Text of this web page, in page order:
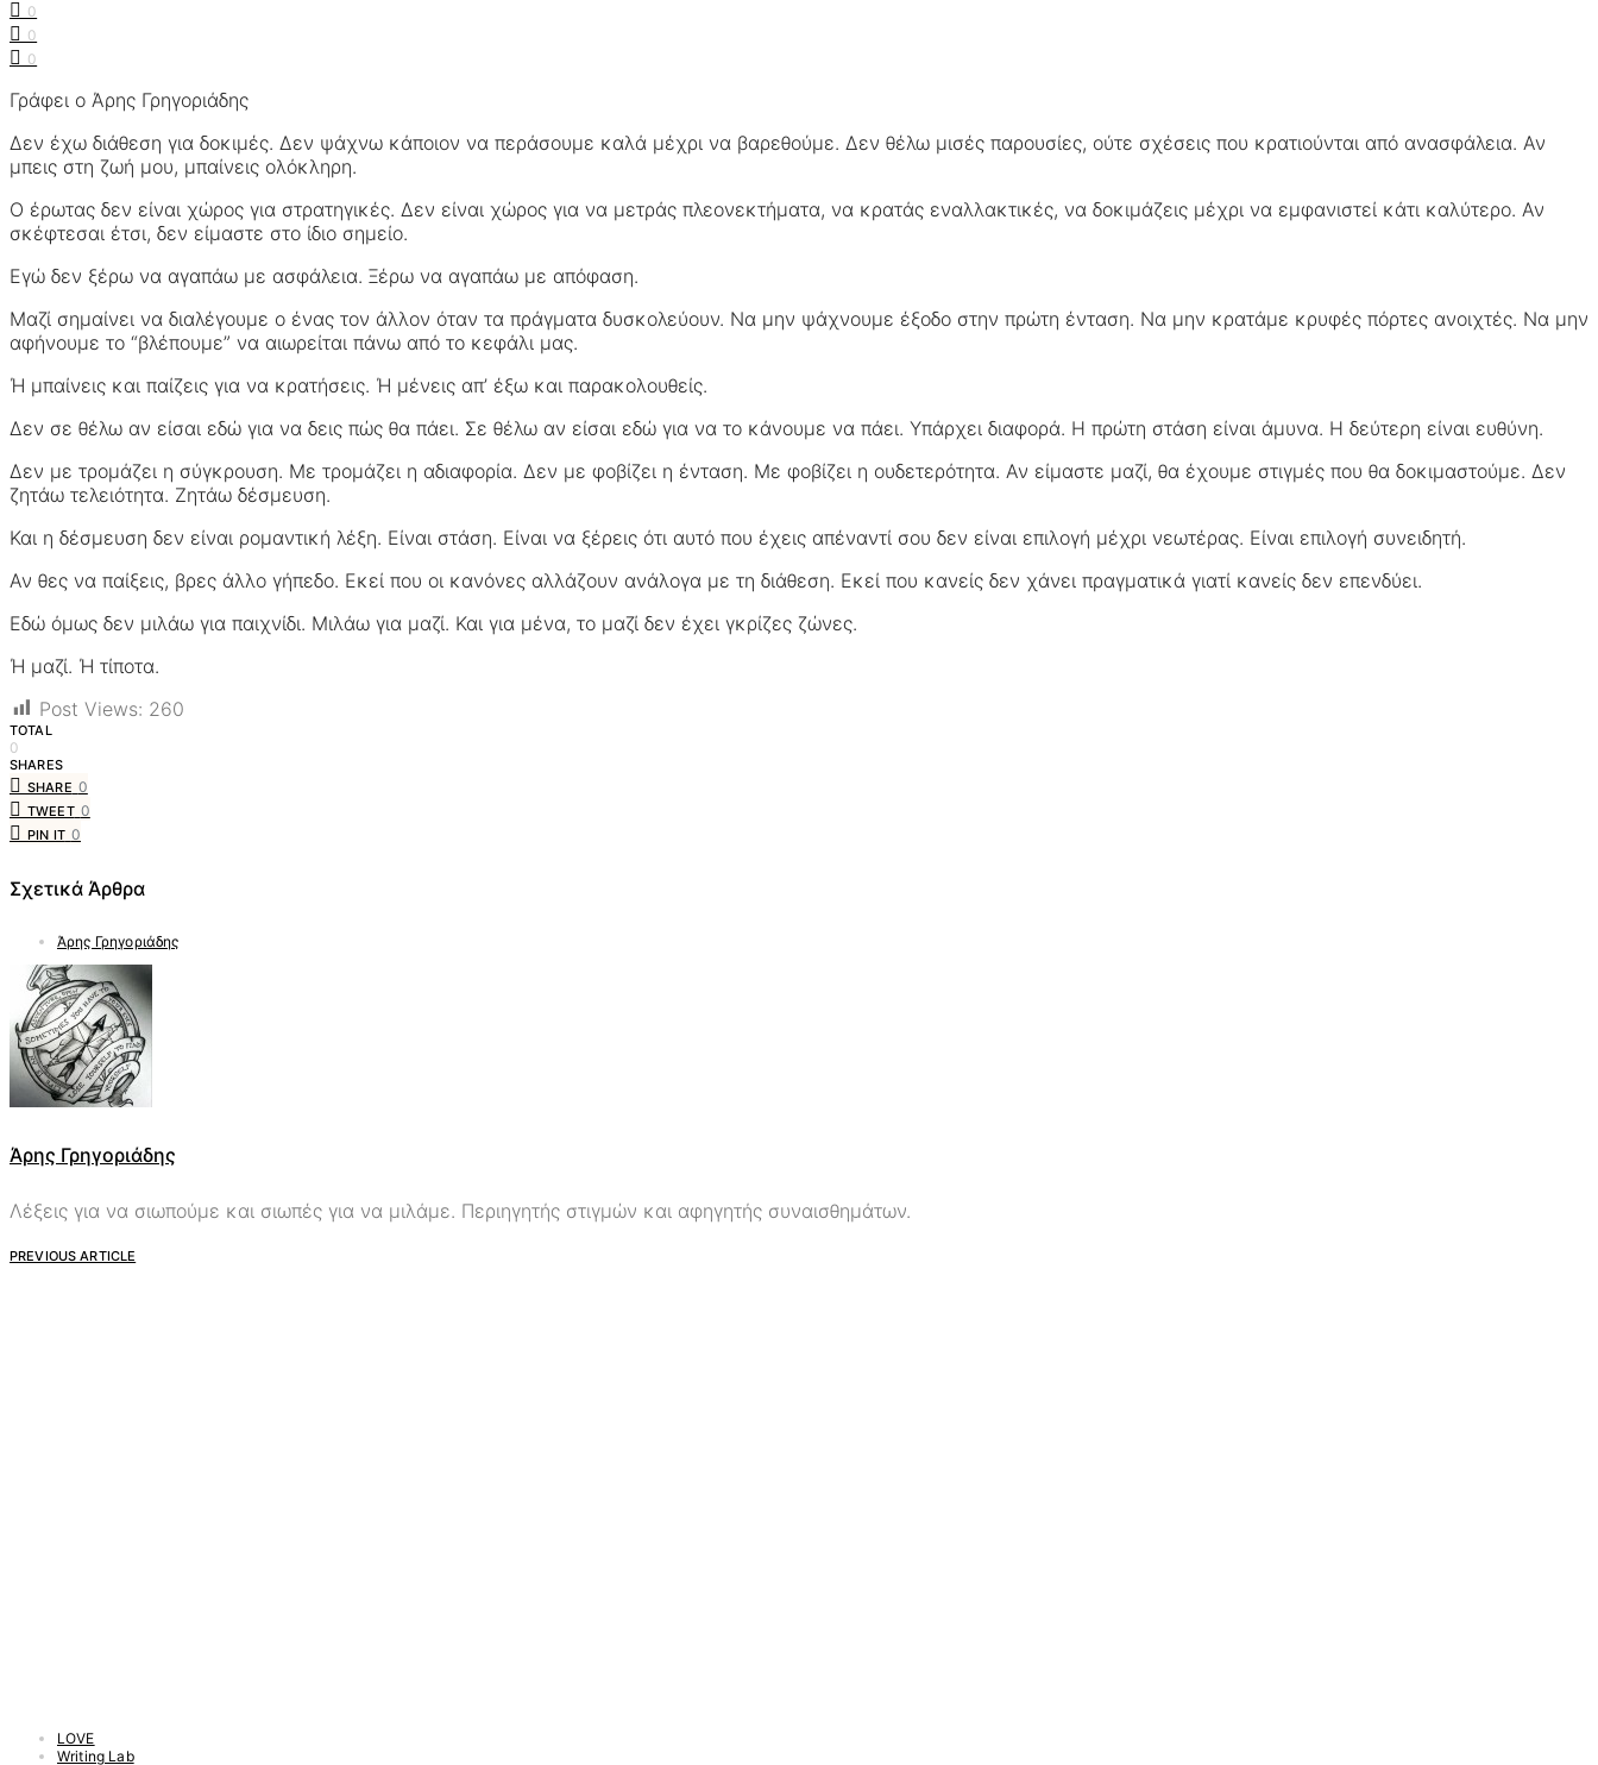
0
0
0
Γράφει ο Άρης Γρηγοριάδης
Δεν έχω διάθεση για δοκιμές. Δεν ψάχνω κάποιον να περάσουμε καλά μέχρι να βαρεθούμε. Δεν θέλω μισές παρουσίες, ούτε σχέσεις που κρατιούνται από ανασφάλεια. Αν
μπεις στη ζωή μου, μπαίνεις ολόκληρη.
Ο έρωτας δεν είναι χώρος για στρατηγικές. Δεν είναι χώρος για να μετράς πλεονεκτήματα, να κρατάς εναλλακτικές, να δοκιμάζεις μέχρι να εμφανιστεί κάτι καλύτερο. Αν
σκέφτεσαι έτσι, δεν είμαστε στο ίδιο σημείο.
Εγώ δεν ξέρω να αγαπάω με ασφάλεια. Ξέρω να αγαπάω με απόφαση.
Μαζί σημαίνει να διαλέγουμε ο ένας τον άλλον όταν τα πράγματα δυσκολεύουν. Να μην ψάχνουμε έξοδο στην πρώτη ένταση. Να μην κρατάμε κρυφές πόρτες ανοιχτές. Να μην
αφήνουμε το “βλέπουμε” να αιωρείται πάνω από το κεφάλι μας.
Ή μπαίνεις και παίζεις για να κρατήσεις. Ή μένεις απ’ έξω και παρακολουθείς.
Δεν σε θέλω αν είσαι εδώ για να δεις πώς θα πάει. Σε θέλω αν είσαι εδώ για να το κάνουμε να πάει. Υπάρχει διαφορά. Η πρώτη στάση είναι άμυνα. Η δεύτερη είναι ευθύνη.
Δεν με τρομάζει η σύγκρουση. Με τρομάζει η αδιαφορία. Δεν με φοβίζει η ένταση. Με φοβίζει η ουδετερότητα. Αν είμαστε μαζί, θα έχουμε στιγμές που θα δοκιμαστούμε. Δεν
ζητάω τελειότητα. Ζητάω δέσμευση.
Και η δέσμευση δεν είναι ρομαντική λέξη. Είναι στάση. Είναι να ξέρεις ότι αυτό που έχεις απέναντί σου δεν είναι επιλογή μέχρι νεωτέρας. Είναι επιλογή συνειδητή.
Αν θες να παίξεις, βρες άλλο γήπεδο. Εκεί που οι κανόνες αλλάζουν ανάλογα με τη διάθεση. Εκεί που κανείς δεν χάνει πραγματικά γιατί κανείς δεν επενδύει.
Εδώ όμως δεν μιλάω για παιχνίδι. Μιλάω για μαζί. Και για μένα, το μαζί δεν έχει γκρίζες ζώνες.
Ή μαζί. Ή τίποτα.
Post Views: 260
TOTAL
0
SHARES
SHARE 0
TWEET 0
PIN IT 0
Σχετικά Άρθρα
Άρης Γρηγοριάδης
Άρης Γρηγοριάδης
Λέξεις για να σιωπούμε και σιωπές για να μιλάμε. Περιηγητής στιγμών και αφηγητής συναισθημάτων.
PREVIOUS ARTICLE
LOVE
Writing Lab